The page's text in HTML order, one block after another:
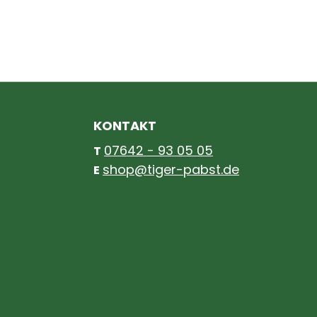
KONTAKT
T 07642 - 93 05 05
E shop@tiger-pabst.de